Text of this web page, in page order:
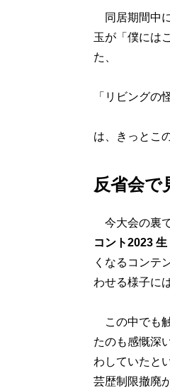
同居期間中
玉が「僕には
た、
「リビングの
は、きっとこ
反省会で
今大会の裏
コント2023
くなるコンテ
わせる様子に
この中でも
たのも感慨深
わしていたと
芸歴制限撤廃